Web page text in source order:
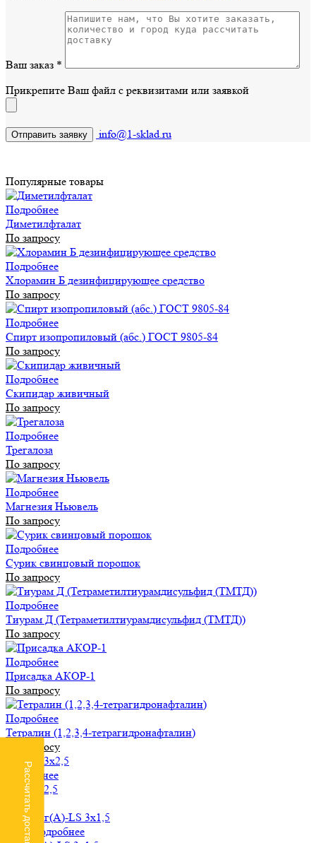
Ваш заказ *
Прикрепите Ваш файл с реквизитами или заявкой
info@1-sklad.ru
Популярные товары
Подробнее
Диметилфталат
По запросу
Подробнее
Хлорамин Б дезинфицирующее средство
По запросу
Подробнее
Спирт изопропиловый (абс.) ГОСТ 9805-84
По запросу
Подробнее
Скипидар живичный
По запросу
Подробнее
Трегалоза
По запросу
Подробнее
Магнезия Ньювель
По запросу
Подробнее
Сурик свинцовый порошок
По запросу
Подробнее
Тиурам Д (Тетраметилтиурамдисульфид (ТМТД))
По запросу
Подробнее
Присадка АКОР-1
По запросу
Подробнее
Тетралин (1,2,3,4-тетрагидронафталин)
По запросу
Подробнее
ПВС 3х2,5
от 79
-11%
Подробнее
Рассчитать доставку